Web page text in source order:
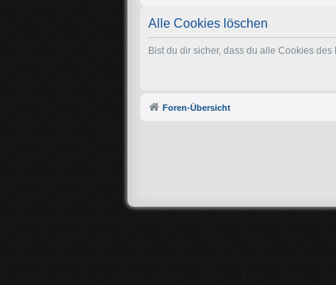
Alle Cookies löschen
Bist du dir sicher, dass du alle Cookies
Foren-Übersicht